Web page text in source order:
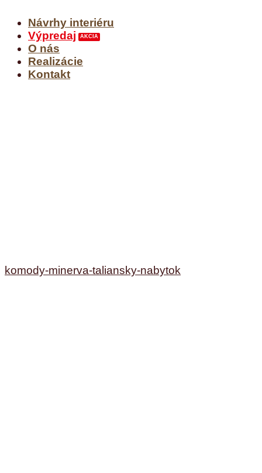
Návrhy interiéru
Výpredaj
O nás
Realizácie
Kontakt
komody-minerva-taliansky-nabytok